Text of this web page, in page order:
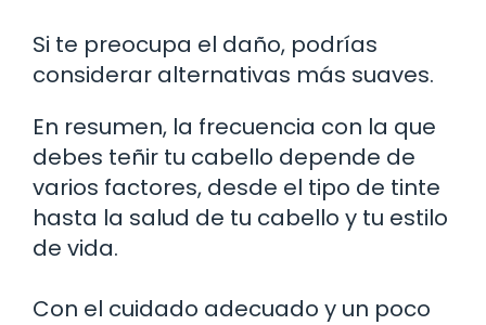
Si te preocupa el daño, podrías
considerar alternativas más suaves.
En resumen, la frecuencia con la que
debes teñir tu cabello depende de
varios factores, desde el tipo de tinte
hasta la salud de tu cabello y tu estilo
de vida.
Con el cuidado adecuado y un poco